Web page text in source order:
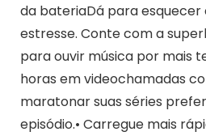
da bateriaDá para
estresse. Conte com a
para ouvir música por mais
horas em videochamadas
maratonar suas séries
episódio.• Carregue mais